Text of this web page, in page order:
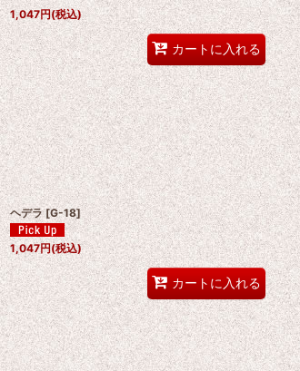
1,047円(税込)
カートに入れる
ヘデラ [G-18]
1,047円(税込)
カートに入れる